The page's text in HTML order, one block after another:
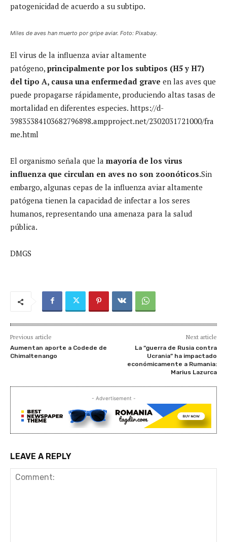
patogenicidad de acuerdo a su subtipo.
Miles de aves han muerto por gripe aviar. Foto: Pixabay.
El virus de la influenza aviar altamente
patógeno, principalmente por los subtipos (H5 y H7)
del tipo A, causa una enfermedad grave en las aves que
puede propagarse rápidamente, produciendo altas tasas de
mortalidad en diferentes especies. https://d-
39835384103682796898.ampproject.net/2302031721000/fra
me.html
El organismo señala que la mayoría de los virus
influenza que circulan en aves no son zoonóticos.Sin
embargo, algunas cepas de la influenza aviar altamente
patógena tienen la capacidad de infectar a los seres
humanos, representando una amenaza para la salud
pública.
DMGS
Previous article
Aumentan aporte a Codede de
Chimaltenango
Next article
La “guerra de Rusia contra
Ucrania” ha impactado
económicamente a Rumania:
Marius Lazurca
- Advertisement -
LEAVE A REPLY